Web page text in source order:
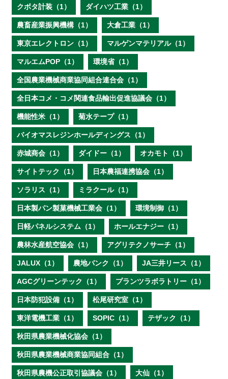
クボタ計装（1） ダイハツ工業（1）
農畜産業振興機構（1） 大倉工業（1）
東京エレクトロン（1） マルゲンマテリアル（1）
マルエムPOP（1） 環境省（1）
全国農業機械商業協同組合連合会（1）
全日本コメ・コメ関連食品輸出促進協議会（1）
機能性米（1） 菊水テープ（1）
バイオマスレジンホールディングス（1）
赤城商会（1） ダイドー（1） オカモト（1）
サイトテック（1） 日本農福連携協会（1）
ソラリス（1） ミラクール（1）
日本製パン製菓機械工業会（1） 環境制御（1）
日軽パネルシステム（1） ホールエナジー（1）
農林水産航空協会（1） アグリテクノサーチ（1）
JALUX（1） 農地バンク（1） JA三井リース（1）
AGCグリーンテック（1） プランツラボラトリー（1）
日本防犯設備（1） 松尾研究室（1）
東洋電機工業（1） SOPIC（1） テザック（1）
秋田県農業機械化協会（1）
秋田県農業機械商業協同組合（1）
秋田県農機公正取引協議会（1） 大仙（1）